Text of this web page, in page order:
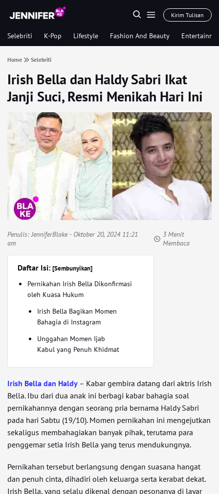
Kirim Tulisan
Selebriti K-Pop Lifestyle Fashion And Beauty
Home Selebriti
Irish Bella dan Haldy Sabri Ikat
Janji Suci, Resmi Menikah Hari Ini
Penulis:JenniferBlake- Oktober 20, 2024 11:21
am
3 Menit
Membaca
Daftar Isi: [Sembunyikan]
Pernikahan Irish Bella Dikonfirmasi
oleh Kuasa Hukum
Irish Bella Bagikan Momen
Bahagia di Instagram
Unggahan Momen Ijab
Kabul yang Penuh Khidmat
Irish Bella dan Haldy – Kabar gembira datang dari aktris Irish
Bella. Ibu dari dua anak ini berbagi kabar bahagia soal
pernikahannya dengan seorang pria bernama Haldy Sabri
pada hari Sabtu (19/10). Momen pernikahan ini mengejutkan
sekaligus membahagiakan banyak pihak, terutama para
penggemar setia Irish Bella yang terus mendukungnya.
Pernikahan tersebut berlangsung dengan suasana hangat
dan penuh cinta, dihadiri oleh keluarga serta kerabat dekat.
Irish Bella, yang selalu dikenal dengan pesonanya di layar